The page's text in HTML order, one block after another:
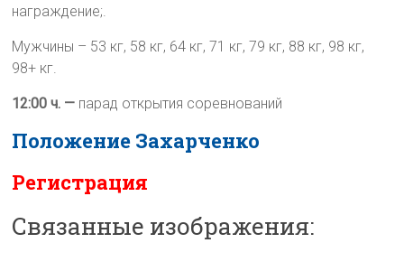
награждение;.
Мужчины – 53 кг, 58 кг, 64 кг, 71 кг, 79 кг, 88 кг, 98 кг,
98+ кг.
12:00 ч. — парад открытия соревнований
Положение Захарченко
Регистрация
Связанные изображения: